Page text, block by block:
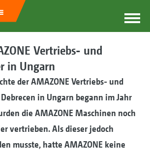
Vertriebs- und
in Ungarn
der AMAZONE Vertriebs- und
in Ungarn begann im Jahr
die AMAZONE Maschinen noch
vertrieben. Als dieser jedoch
musste, hatte AMAZONE keine